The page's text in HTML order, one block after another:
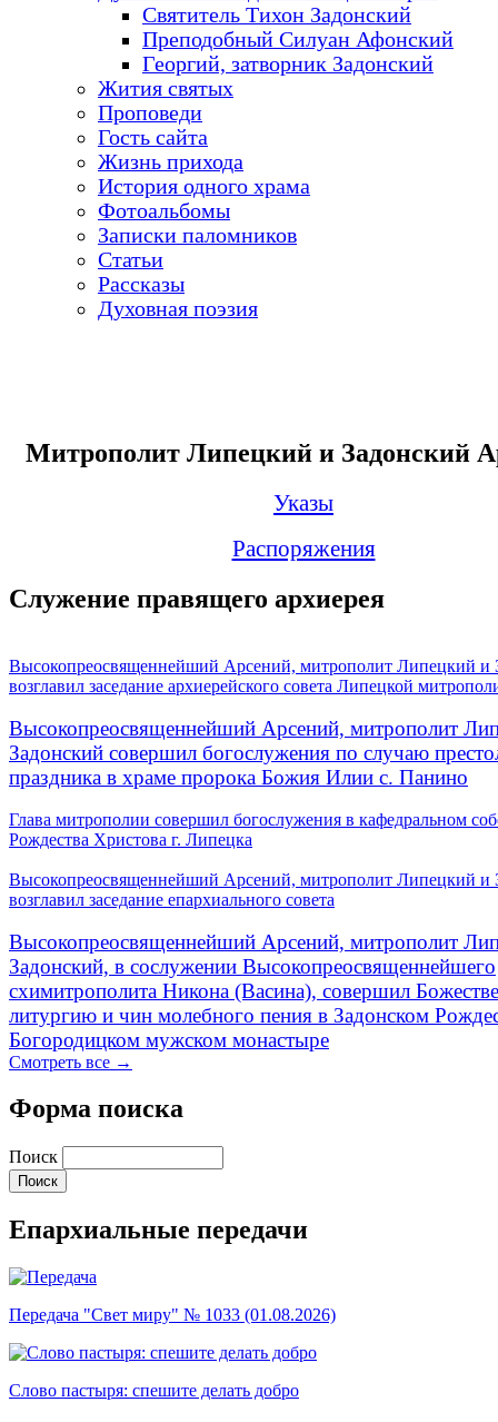
Святитель Тихон Задонский
Преподобный Силуан Афонский
Георгий, затворник Задонский
Жития святых
Проповеди
Гость сайта
Жизнь прихода
История одного храма
Фотоальбомы
Записки паломников
Статьи
Рассказы
Духовная поэзия
Митрополит Липецкий и Задонский
Указы
Распоряжения
Служение правящего архиерея
Высокопреосвященнейший Арсений, митрополит Липецкий и
возглавил заседание архиерейского совета Липецкой
Высокопреосвященнейший Арсений, митрополит
Задонский совершил богослужения по случаю
праздника в храме пророка Божия Илии с. Панино
Глава митрополии совершил богослужения в кафедральном
Рождества Христова г. Липецка
Высокопреосвященнейший Арсений, митрополит Липецкий и
возглавил заседание епархиального совета
Высокопреосвященнейший Арсений, митрополит
Задонский, в сослужении Высокопреосвященнейшего
схимитрополита Никона (Васина), совершил
литургию и чин молебного пения в Задонском
Богородицком мужском монастыре
Смотреть все →
Форма поиска
Поиск
Епархиальные передачи
Передача "Свет миру" № 1033 (01.08.2026)
Слово пастыря: спешите делать добро